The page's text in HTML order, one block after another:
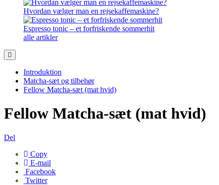
Hvordan vælger man en rejsekaffemaskine?
Espresso tonic – et forfriskende sommerhit
alle artikler
Introduktion
Matcha-sæt og tilbehør
Fellow Matcha-sæt (mat hvid)
Fellow Matcha-sæt (mat hvid)
Del
Copy
E-mail
Facebook
Twitter